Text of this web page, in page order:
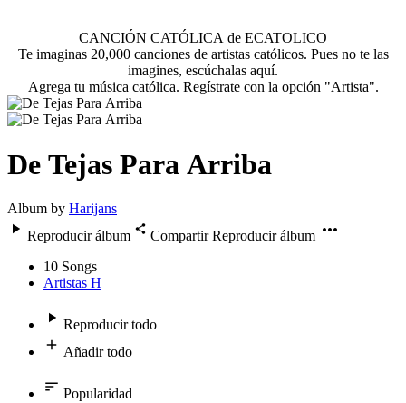
CANCIÓN CATÓLICA de ECATOLICO
Te imaginas 20,000 canciones de artistas católicos. Pues no te las
imagines, escúchalas aquí.
Agrega tu música católica. Regístrate con la opción "Artista".
De Tejas Para Arriba
Album by Harijans
Reproducir álbum
Compartir Reproducir álbum
10 Songs
Artistas H
Reproducir todo
Añadir todo
Popularidad